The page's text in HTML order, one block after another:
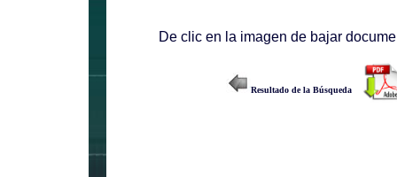
De clic en la imagen de bajar
Resultado de la Búsqueda